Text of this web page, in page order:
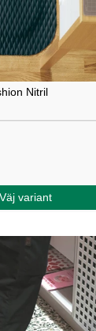
Nitril
Väj variant